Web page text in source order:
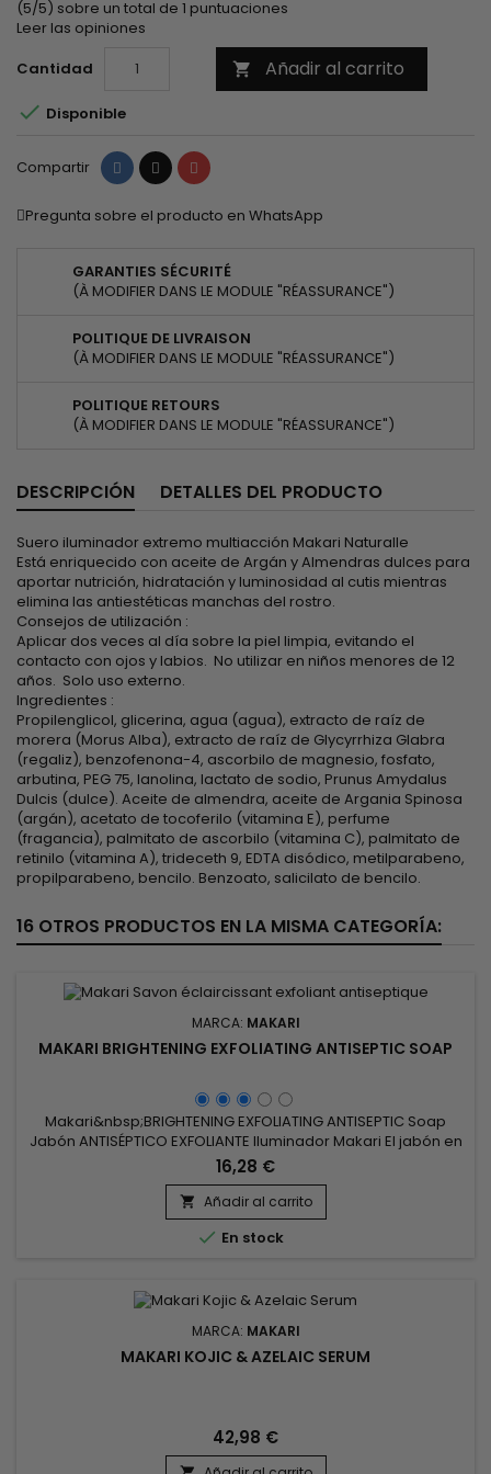
(5/5) sobre un total de 1 puntuaciones
Leer las opiniones
Cantidad
 Añadir al carrito
 Disponible
Compartir Compartir
TuitearPinterest
Pregunta sobre el producto en WhatsApp
GARANTIES SÉCURITÉ
(À MODIFIER DANS LE MODULE "RÉASSURANCE")
POLITIQUE DE LIVRAISON
(À MODIFIER DANS LE MODULE "RÉASSURANCE")
POLITIQUE RETOURS
(À MODIFIER DANS LE MODULE "RÉASSURANCE")
DESCRIPCIÓN DETALLES DEL PRODUCTO
Suero iluminador extremo multiacción Makari Naturalle
Está enriquecido con aceite de Argán y Almendras dulces para
aportar nutrición, hidratación y luminosidad al cutis mientras
elimina las antiestéticas manchas del rostro.
Consejos de utilización :
Aplicar dos veces al día sobre la piel limpia, evitando el
contacto con ojos y labios. No utilizar en niños menores de 12
años. Solo uso externo.
Ingredientes :
Propilenglicol, glicerina, agua (agua), extracto de raíz de
morera (Morus Alba), extracto de raíz de Glycyrrhiza Glabra
(regaliz), benzofenona-4, ascorbilo de magnesio, fosfato,
arbutina, PEG 75, lanolina, lactato de sodio, Prunus Amydalus
Dulcis (dulce). Aceite de almendra, aceite de Argania Spinosa
(argán), acetato de tocoferilo (vitamina E), perfume
(fragancia), palmitato de ascorbilo (vitamina C), palmitato de
retinilo (vitamina A), trideceth 9, EDTA disódico, metilparabeno,
propilparabeno, bencilo. Benzoato, salicilato de bencilo.
16 OTROS PRODUCTOS EN LA MISMA CATEGORÍA:
MARCA: MAKARI
MAKARI BRIGHTENING EXFOLIATING ANTISEPTIC SOAP
Makari&nbsp;BRIGHTENING EXFOLIATING ANTISEPTIC Soap
Jabón ANTISÉPTICO EXFOLIANTE Iluminador Makari El jabón en
barra exfoliante enriquecido con iluminación elimina
suavemente la piel apagada y actúa como una alternativa
blanqueadora que elimina las impurezas, mejora la textura
de la piel, unifica el tono para una apariencia impecable y
revitaliza el...
16,28 €
 Añadir al carrito
 En stock
MARCA: MAKARI
MAKARI KOJIC & AZELAIC SERUM
42,98 €